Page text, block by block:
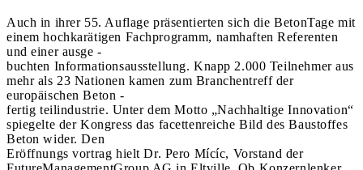
Auch in ihrer 55. Auflage präsentierten sich die BetonTage mit
einem hochkarätigen Fachprogramm, namhaften Referenten
und einer ausge -
buchten Informationsausstellung. Knapp 2.000 Teilnehmer aus
mehr als 23 Nationen kamen zum Branchentreff der
europäischen Beton -
fertig teilindustrie. Unter dem Motto „Nachhaltige Innovation“
spiegelte der Kongress das facettenreiche Bild des Baustoffes
Beton wider. Den
Eröffnungs vortrag hielt Dr. Pero Mícíc, Vorstand der